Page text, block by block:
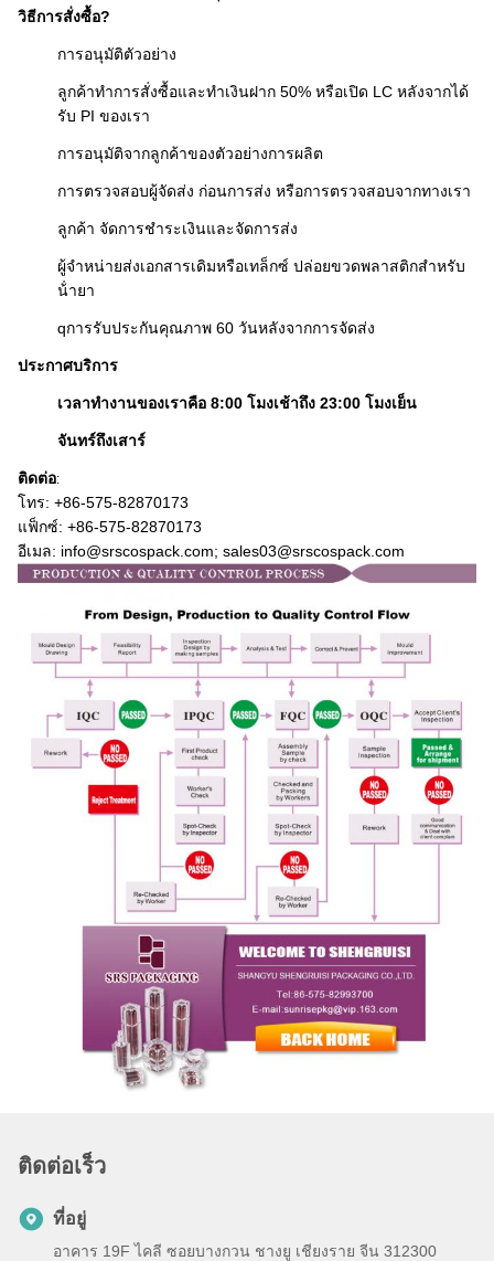
วิธีการสั่งซื้อ?
การอนุมัติตัวอย่าง
ลูกค้าทําการสั่งซื้อและทําเงินฝาก 50% หรือเปิด LC หลังจากได้
รับ PI ของเรา
การอนุมัติจากลูกค้าของตัวอย่างการผลิต
การตรวจสอบผู้จัดส่ง ก่อนการส่ง หรือการตรวจสอบจากทางเรา
ลูกค้า จัดการชําระเงินและจัดการส่ง
ผู้จําหน่ายส่งเอกสารเดิมหรือเทล็กซ์ ปล่อยขวดพลาสติกสําหรับ
น้ํายา
qการรับประกันคุณภาพ 60 วันหลังจากการจัดส่ง
ประกาศบริการ
เวลาทํางานของเราคือ 8:00 โมงเช้าถึง 23:00 โมงเย็น
จันทร์ถึงเสาร์
ติดต่อ:
โทร: +86-575-82870173
แฟ็กซ์: +86-575-82870173
อีเมล: info@srscospack.com; sales03@srscospack.com
ติดต่อเร็ว
ที่อยู่
อาคาร 19F ไคลี ซอยบางกวน ชางยู เชียงราย จีน 312300